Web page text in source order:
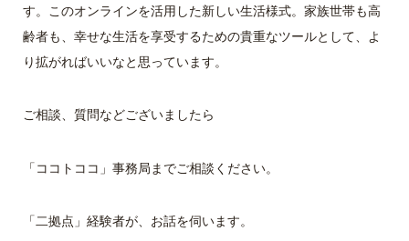
す。このオンラインを活用した新しい生活様式。家族世帯も高
齢者も、幸せな生活を享受するための貴重なツールとして、よ
り拡がればいいなと思っています。
ご相談、質問などございましたら
「ココトココ」事務局までご相談ください。
「二拠点」経験者が、お話を伺います。